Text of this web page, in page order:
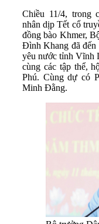
Chiều 11/4, trong
nhân dịp Tết cổ
đồng bào Khmer,
Đình Khang đã đến
yêu nước tỉnh Vĩnh
cùng các tập thể,
Phú. Cùng dự có
Minh Đằng.